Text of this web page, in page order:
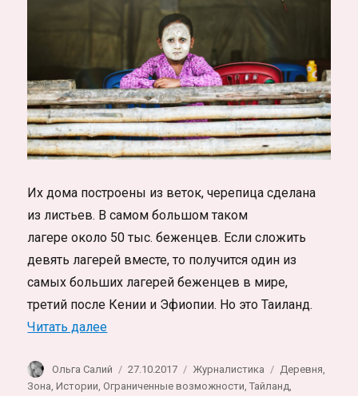
Их дома построены из веток, черепица сделана
из листьев. В самом большом таком
лагере около 50 тыс. беженцев. Если сложить
девять лагерей вместе, то получится один из
самых больших лагерей беженцев в мире,
третий после Кении и Эфиопии. Но это Таиланд.
Читать далее«Лагеря беженцев в Таиланде. Про
Автор
Ольга Салий Опубликовано
27.10.2017 Рубрики
Журналистика Метки
Деревня,
Зона,Истории,Ограниченные возможности,Тайланд,